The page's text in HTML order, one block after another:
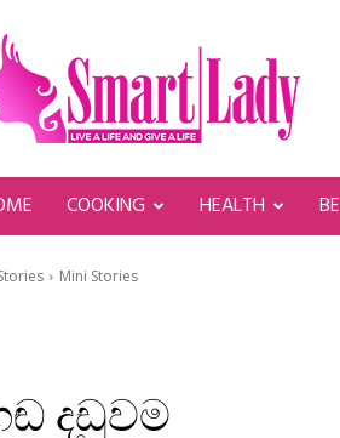
SmartLady
COOKING HEALTH
Mini Stories
දඩුවම